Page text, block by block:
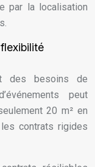
par la localisation
des besoins de
peut
20 m² en
contrats rigides